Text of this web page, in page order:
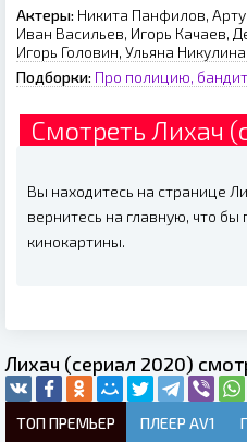
Актеры: Никита Панфилов,
Иван Васильев, Игорь Качаев,
Игорь Головин, Ульяна
Подборки: Про полицию,
Смотреть Лихач
Вы находитесь на странице
вернитесь на главную, что бы
кинокартины.
Лихач (сериал 2020)
ТОП ПРЕМЬЕР ПЛЕЕР AV1